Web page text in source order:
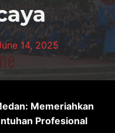
14, 2025
Memeriahkan
Profesional